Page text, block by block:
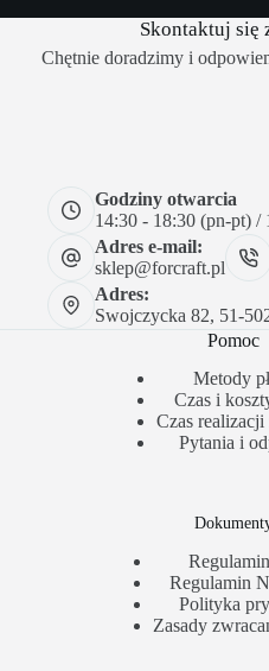
Skontaktuj się
Chętnie doradzimy i
Godziny otwarcia
14:30 - 18:30 (pn-pt) /
Adres e-mail:
sklep@forcraft.pl
Adres:
Swojczycka 82, 51-
Pomoc
Metody
Czas i
Czas
Pytania i
Regulamin
Polityka
Zasady